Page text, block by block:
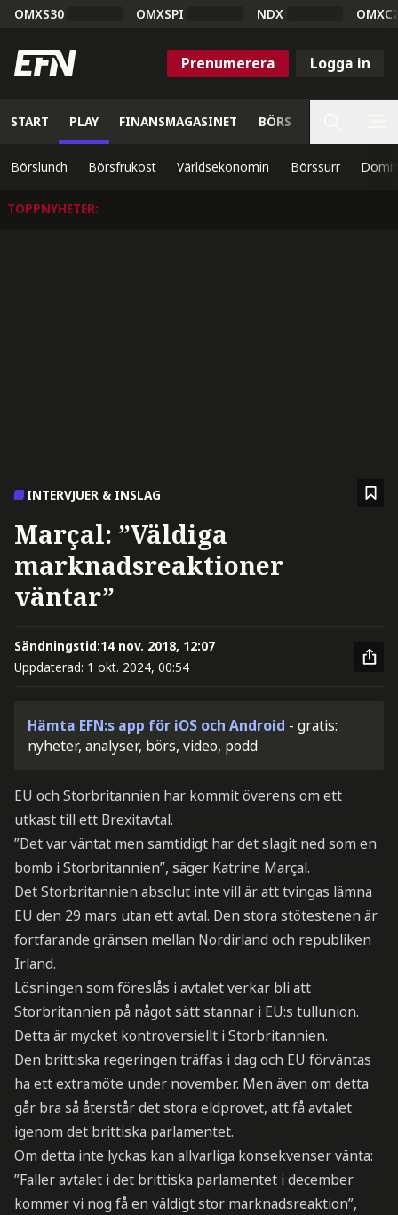
OMXS30 OMXSPI NDX
Prenumerera Logga in
START PLAY FINANSMAGASINET BÖRS
Börslunch Börsfrukost Världsekonomin Börssurr
TOPPNYHETER:
INTERVJUER & INSLAG
Marçal: ”Väldiga
marknadsreaktioner
väntar”
Sändningstid:14 nov. 2018, 12:07
Uppdaterad: 1 okt. 2024, 00:54
Hämta EFN:s app för iOS och Android - gratis:
nyheter, analyser, börs, video, podd
EU och Storbritannien har kommit överens om ett
utkast till ett Brexitavtal.
”Det var väntat men samtidigt har det slagit ned som en
bomb i Storbritannien”, säger Katrine Marçal.
Det Storbritannien absolut inte vill är att tvingas lämna
EU den 29 mars utan ett avtal. Den stora stötestenen är
fortfarande gränsen mellan Nordirland och republiken
Irland.
Lösningen som föreslås i avtalet verkar bli att
Storbritannien på något sätt stannar i EU:s tullunion.
Detta är mycket kontroversiellt i Storbritannien.
Den brittiska regeringen träffas i dag och EU förväntas
ha ett extramöte under november. Men även om detta
går bra så återstår det stora eldprovet, att få avtalet
igenom det brittiska parlamentet.
Om detta inte lyckas kan allvarliga konsekvenser vänta:
”Faller avtalet i det brittiska parlamentet i december
kommer vi nog få en väldigt stor marknadsreaktion”,